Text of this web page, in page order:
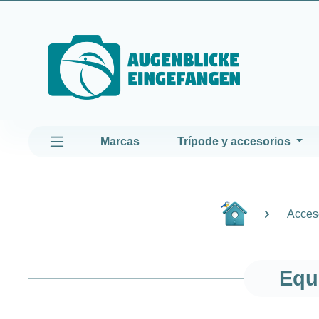
Marcas Trípode y accesorios